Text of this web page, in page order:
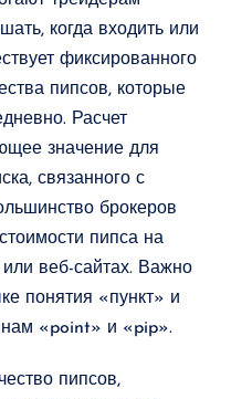
когда входить или
фиксированного
пипсов, которые
Расчет
значение для
связанного с
брокеров
пипса на
веб-сайтах. Важно
понятия «пункт» и
«point» и «pip».
пипсов,